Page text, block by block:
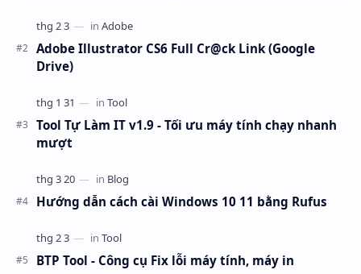
Adobe Illustrator CS6 Full Cr@ck Link (Google
Drive)
Tool Tự Làm IT v1.9 - Tối ưu máy tính chạy nhanh
mượt
Hướng dẫn cách cài Windows 10 11 bằng Rufus
BTP Tool - Công cụ Fix lỗi máy tính, máy in